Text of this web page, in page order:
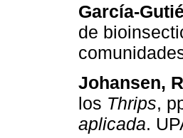
García-
de
Johansen,
los Thrips,
aplicada.